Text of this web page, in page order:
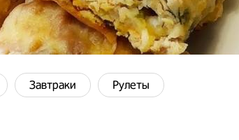
Завтраки Рулеты